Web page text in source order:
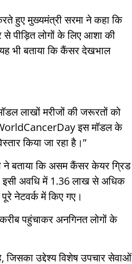
हुए मुख्यमंत्री सरमा ने कहा कि
पीड़ित लोगों के लिए आशा की
भी बताया कि कैंसर देखभाल
लाखों मरीजों की जरूरतों को
इस मॉडल के
किया जा रहा है।”
बताया कि असम कैंसर केयर ग्रिड
इसी अवधि में 1.36 लाख से अधिक
नेटवर्क में किए गए।
पहुंचाकर अनगिनत लोगों के
उद्देश्य विशेष उपचार सेवाओं